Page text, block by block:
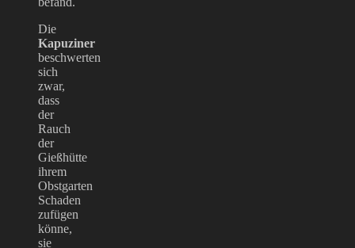
Die
Kapuziner
beschwerten
sich
zwar,
dass
der
Rauch
der
Gießhütte
ihrem
Obstgarten
Schaden
zufügen
könne,
sie